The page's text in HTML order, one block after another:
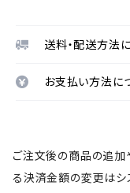
送料・配送方法
お支払い方法に
ご注文後の商品の追加
る決済金額の変更はシ